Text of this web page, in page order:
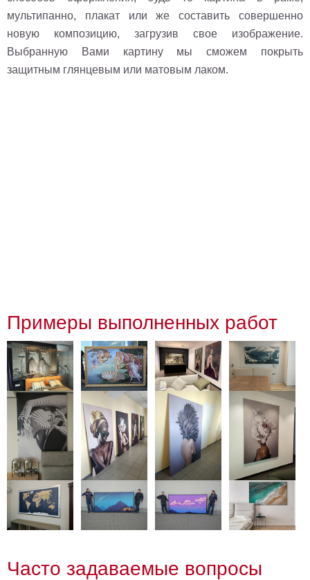
мультипанно, плакат или же составить совершенно
новую композицию, загрузив свое изображение.
Выбранную Вами картину мы сможем покрыть
защитным глянцевым или матовым лаком.
Примеры выполненных работ
Часто задаваемые вопросы